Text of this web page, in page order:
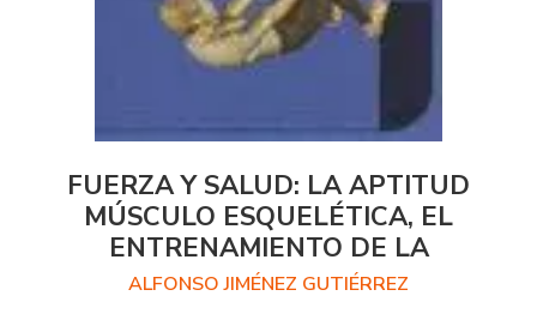
FUERZA Y SALUD: LA APTITUD
MÚSCULO ESQUELÉTICA, EL
ENTRENAMIENTO DE LA
ALFONSO JIMÉNEZ GUTIÉRREZ